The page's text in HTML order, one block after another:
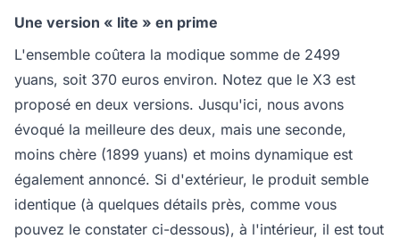
Une version « lite » en prime
L'ensemble coûtera la modique somme de 2499
yuans, soit 370 euros environ. Notez que le X3 est
proposé en deux versions. Jusqu'ici, nous avons
évoqué la meilleure des deux, mais une seconde,
moins chère (1899 yuans) et moins dynamique est
également annoncé. Si d'extérieur, le produit semble
identique (à quelques détails près, comme vous
pouvez le constater ci-dessous), à l'intérieur, il est tout